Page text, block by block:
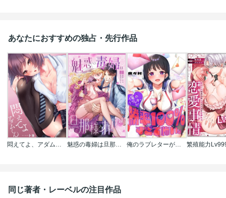
あなたにおすすめの独占・先行作品
悶えてよ、アダムくん【フルカラー】 魅惑の毒婦は旦那様をオトしたい 俺のラブレターが勝率100％すぎて怖い。【フルカラー】
同じ著者・レーベルの注目作品